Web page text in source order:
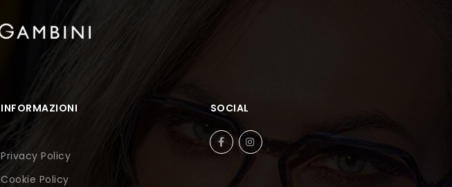
INFORMAZIONI
Privacy Policy
Cookie Policy
SOCIAL